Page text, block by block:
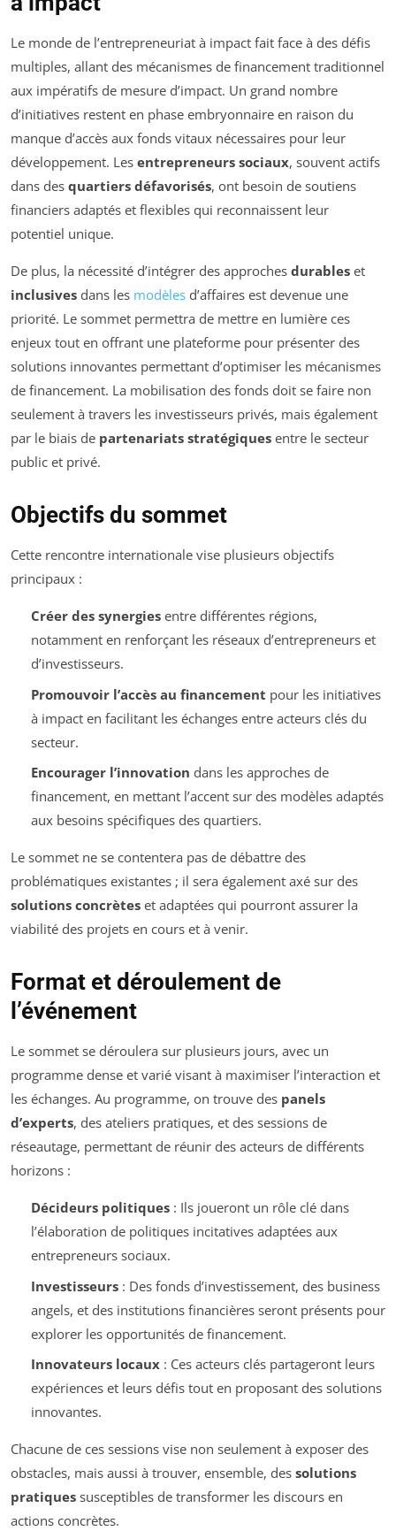
Le monde de l’entrepreneuriat à impact fait face à des défis
multiples, allant des mécanismes de financement traditionnel
aux impératifs de mesure d’impact. Un grand nombre
d’initiatives restent en phase embryonnaire en raison du
manque d’accès aux fonds vitaux nécessaires pour leur
développement. Les entrepreneurs sociaux, souvent actifs
dans des quartiers défavorisés, ont besoin de soutiens
financiers adaptés et flexibles qui reconnaissent leur
potentiel unique.
De plus, la nécessité d’intégrer des approches durables et
inclusives dans les modèles d’affaires est devenue une
priorité. Le sommet permettra de mettre en lumière ces
enjeux tout en offrant une plateforme pour présenter des
solutions innovantes permettant d’optimiser les mécanismes
de financement. La mobilisation des fonds doit se faire non
seulement à travers les investisseurs privés, mais également
par le biais de partenariats stratégiques entre le secteur
public et privé.
Objectifs du sommet
Cette rencontre internationale vise plusieurs objectifs
principaux :
Créer des synergiesentre différentes régions,
notamment en renforçant les réseaux d’entrepreneurs et
d’investisseurs.
Promouvoir l’accès au financement pour les initiatives
à impact en facilitant les échanges entre acteurs clés du
secteur.
Encourager l’innovation dans les approches de
financement, en mettant l’accent sur des modèles adaptés
aux besoins spécifiques des quartiers.
Le sommet ne se contentera pas de débattre des
problématiques existantes ; il sera également axé sur des
solutions concrètes et adaptées qui pourront assurer la
viabilité des projets en cours et à venir.
Format et déroulement de
l’événement
Le sommet se déroulera sur plusieurs jours, avec un
programme dense et varié visant à maximiser l’interaction et
les échanges. Au programme, on trouve des panels
d’experts, des ateliers pratiques, et des sessions de
réseautage, permettant de réunir des acteurs de différents
horizons :
Décideurs politiques: Ils joueront un rôle clé dans
l’élaboration de politiques incitatives adaptées aux
entrepreneurs sociaux.
Investisseurs: Des fonds d’investissement, des business
angels, et des institutions financières seront présents pour
explorer les opportunités de financement.
Innovateurs locaux: Ces acteurs clés partageront leurs
expériences et leurs défis tout en proposant des solutions
innovantes.
Chacune de ces sessions vise non seulement à exposer des
obstacles, mais aussi à trouver, ensemble, des solutions
pratiques susceptibles de transformer les discours en
actions concrètes.